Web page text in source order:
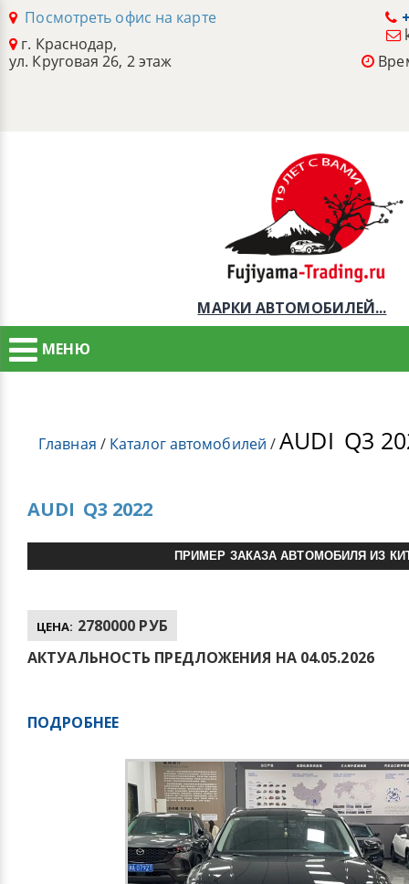
Посмотреть офис на карте
г. Краснодар,
ул. Круговая 26, 2 этаж
МАРКИ АВТОМОБИЛЕЙ...
МЕНЮ
Главная / Каталог автомобилей /AUDI Q3
AUDI Q3 2022
ПРИМЕР ЗАКАЗА АВТОМОБИЛЯ ИЗ
ЦЕНА: 2780000 РУБ
АКТУАЛЬНОСТЬ ПРЕДЛОЖЕНИЯ НА 04.05.2026
ПОДРОБНЕЕ